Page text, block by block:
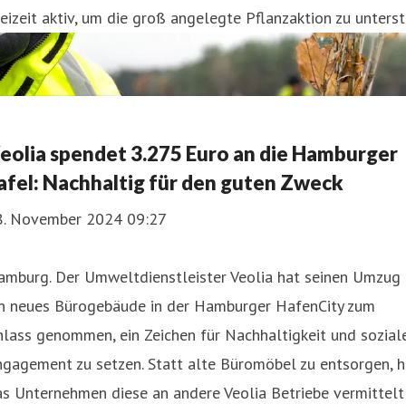
aktiv, um die groß angelegte Pflanzaktion zu
spendet 3.275 Euro an die Hamburger
Nachhaltig für den guten Zweck
November 2024 09:27
Der Umweltdienstleister Veolia hat seinen Umzug
neues Bürogebäude in der Hamburger HafenCity zum
genommen, ein Zeichen für Nachhaltigkeit und
zu setzen. Statt alte Büromöbel zu entsorgen,
Unternehmen diese an andere Veolia Betriebe vermittelt